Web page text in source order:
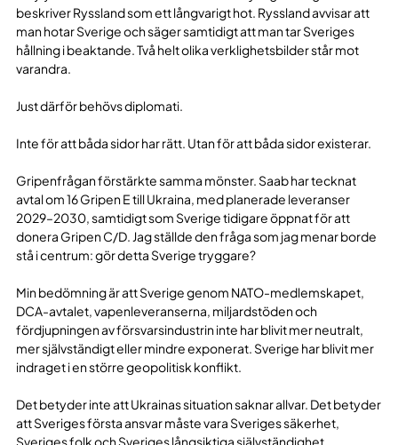
beskriver Ryssland som ett långvarigt hot. Ryssland avvisar att
man hotar Sverige och säger samtidigt att man tar Sveriges
hållning i beaktande. Två helt olika verklighetsbilder står mot
varandra.
Just därför behövs diplomati.
Inte för att båda sidor har rätt. Utan för att båda sidor existerar.
Gripenfrågan förstärkte samma mönster. Saab har tecknat
avtal om 16 Gripen E till Ukraina, med planerade leveranser
2029–2030, samtidigt som Sverige tidigare öppnat för att
donera Gripen C/D. Jag ställde den fråga som jag menar borde
stå i centrum: gör detta Sverige tryggare?
Min bedömning är att Sverige genom NATO-medlemskapet,
DCA-avtalet, vapenleveranserna, miljardstöden och
fördjupningen av försvarsindustrin inte har blivit mer neutralt,
mer självständigt eller mindre exponerat. Sverige har blivit mer
indraget i en större geopolitisk konflikt.
Det betyder inte att Ukrainas situation saknar allvar. Det betyder
att Sveriges första ansvar måste vara Sveriges säkerhet,
Sveriges folk och Sveriges långsiktiga självständighet.